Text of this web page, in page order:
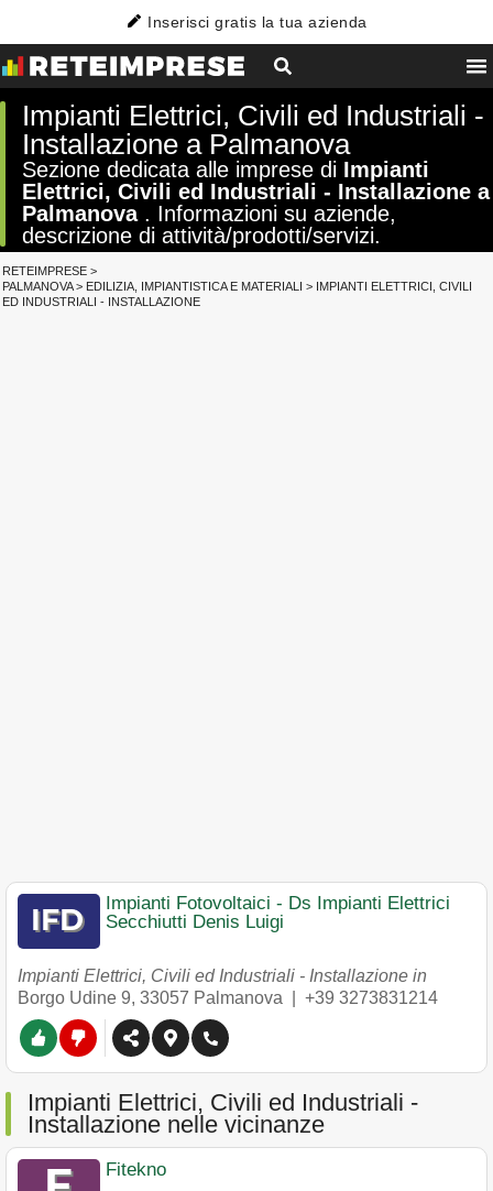
Inserisci gratis la tua azienda
Impianti Elettrici, Civili ed Industriali -
Installazione a Palmanova
Sezione dedicata alle imprese di Impianti
Elettrici, Civili ed Industriali - Installazione a
Palmanova. Informazioni su aziende,
descrizione di attività/prodotti/servizi.
RETEIMPRESE >
PALMANOVA> EDILIZIA, IMPIANTISTICA E MATERIALI > IMPIANTI ELETTRICI, CIVILI
ED INDUSTRIALI - INSTALLAZIONE
Impianti Fotovoltaici - Ds Impianti Elettrici
Secchiutti Denis Luigi
Impianti Elettrici, Civili ed Industriali - Installazione in
Borgo Udine 9, 33057 Palmanova +39 3273831214
Impianti Elettrici, Civili ed Industriali -
Installazione nelle vicinanze
Fitekno